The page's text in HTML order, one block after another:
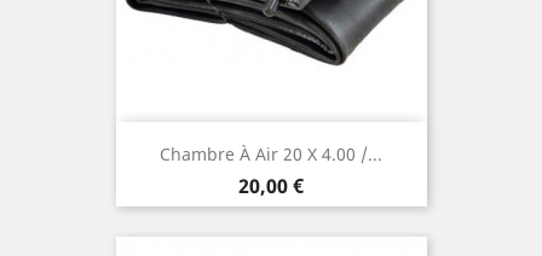
Chambre À Air 20 X 4.00 /...
Prix
20,00 €